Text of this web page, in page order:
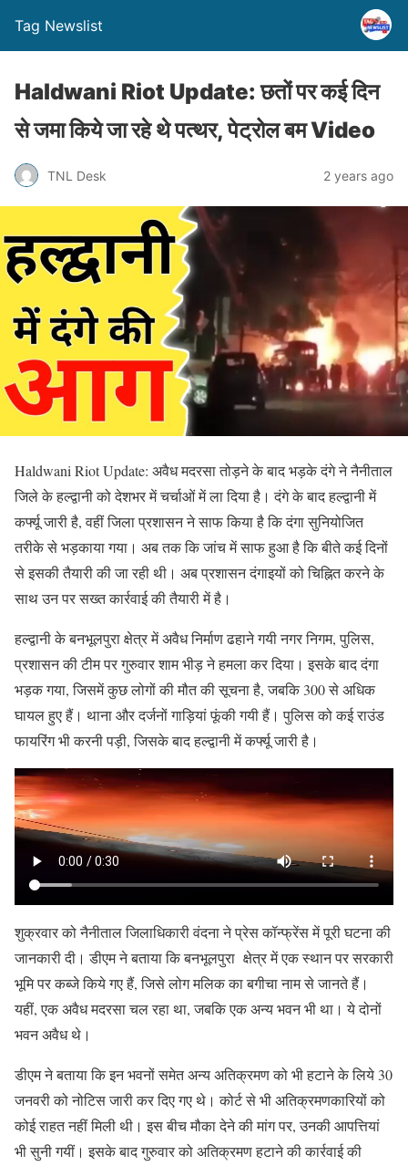
Tag Newslist
Haldwani Riot Update: छतों पर कई दिन
से जमा किये जा रहे थे पत्थर, पेट्रोल बम Video
TNL Desk 2 years ago
Haldwani Riot Update: अवैध मदरसा तोड़ने के बाद भड़के दंगे ने नैनीताल
जिले के हल्द्वानी को देशभर में चर्चाओं में ला दिया है। दंगे के बाद हल्द्वानी में
कर्फ्यू जारी है, वहीं जिला प्रशासन ने साफ किया है कि दंगा सुनियोजित
तरीके से भड़काया गया। अब तक कि जांच में साफ हुआ है कि बीते कई दिनों
से इसकी तैयारी की जा रही थी। अब प्रशासन दंगाइयों को चिह्नित करने के
साथ उन पर सख्त कार्रवाई की तैयारी में है।
हल्द्वानी के बनभूलपुरा क्षेत्र में अवैध निर्माण ढहाने गयी नगर निगम, पुलिस,
प्रशासन की टीम पर गुरुवार शाम भीड़ ने हमला कर दिया। इसके बाद दंगा
भड़क गया, जिसमें कुछ लोगों की मौत की सूचना है, जबकि 300 से अधिक
घायल हुए हैं। थाना और दर्जनों गाड़ियां फूंकी गयी हैं। पुलिस को कई राउंड
फायरिंग भी करनी पड़ी, जिसके बाद हल्द्वानी में कर्फ्यू जारी है।
शुक्रवार को नैनीताल जिलाधिकारी वंदना ने प्रेस कॉन्फ्रेंस में पूरी घटना की
जानकारी दी। डीएम ने बताया कि बनभूलपुरा क्षेत्र में एक स्थान पर सरकारी
भूमि पर कब्जे किये गए हैं, जिसे लोग मलिक का बगीचा नाम से जानते हैं।
यहीं, एक अवैध मदरसा चल रहा था, जबकि एक अन्य भवन भी था। ये दोनों
भवन अवैध थे।
डीएम ने बताया कि इन भवनों समेत अन्य अतिक्रमण को भी हटाने के लिये 30
जनवरी को नोटिस जारी कर दिए गए थे। कोर्ट से भी अतिक्रमणकारियों को
कोई राहत नहीं मिली थी। इस बीच मौका देने की मांग पर, उनकी आपत्तियां
भी सुनी गयीं। इसके बाद गुरुवार को अतिक्रमण हटाने की कार्रवाई की